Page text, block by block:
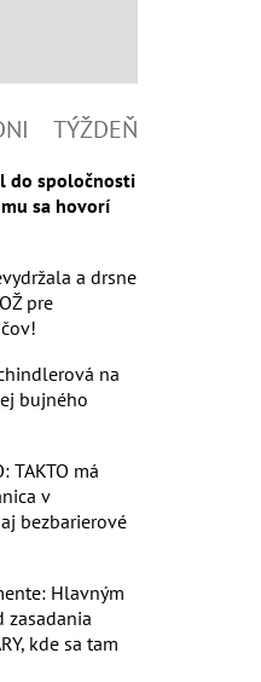
TÝŽDEŇ
do spoločnosti
sa hovorí
a drsne
pre
na
bujného
TAKTO má
v
bezbarierové
Hlavným
zasadania
kde sa tam